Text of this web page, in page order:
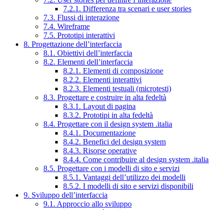
7.2.1. Differenza tra scenari e user stories
7.3. Flussi di interazione
7.4. Wireframe
7.5. Prototipi interattivi
8. Progettazione dell’interfaccia
8.1. Obiettivi dell’interfaccia
8.2. Elementi dell’interfaccia
8.2.1. Elementi di composizione
8.2.2. Elementi interattivi
8.2.3. Elementi testuali (microtesti)
8.3. Progettare e costruire in alta fedeltà
8.3.1. Layout di pagina
8.3.2. Prototipi in alta fedeltà
8.4. Progettare con il design system .italia
8.4.1. Documentazione
8.4.2. Benefici del design system
8.4.3. Risorse operative
8.4.4. Come contribuire al design system .italia
8.5. Progettare con i modelli di sito e servizi
8.5.1. Vantaggi dell’utilizzo dei modelli
8.5.2. I modelli di sito e servizi disponibili
9. Sviluppo dell’interfaccia
9.1. Approccio allo sviluppo